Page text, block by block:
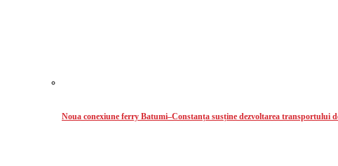
Noua conexiune ferry Batumi–Constanța susține dezvoltarea transportului